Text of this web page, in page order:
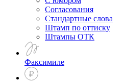
Согласования
Стандартные слова
Штамп по оттиску
Штампы ОТК
Факсимиле